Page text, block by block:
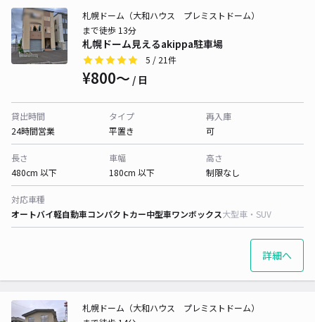
札幌ドーム見えるakippa駐車場
札幌ドーム（大和ハウス プレミストドーム）
まで徒歩 13分
5 / 21件
¥800〜 / 日
貸出時間
24時間営業
タイプ
平置き
再入庫
可
長さ
480cm 以下
車幅
180cm 以下
高さ
制限なし
対応車種
オートバイ軽自動車コンパクトカー中型車ワンボックス大型車・SUV
詳細へ
札幌ドーム（大和ハウス プレミストドーム）